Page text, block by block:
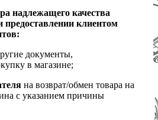
надлежащего качества
предоставлении клиентом
документы,
в магазине;
на возврат/обмен товара на
с указанием причины